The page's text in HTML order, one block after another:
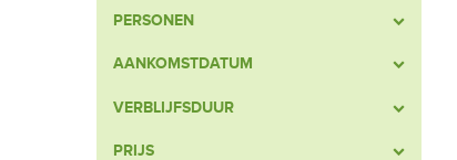
PERSONEN
AANKOMSTDATUM
VERBLIJFSDUUR
PRIJS